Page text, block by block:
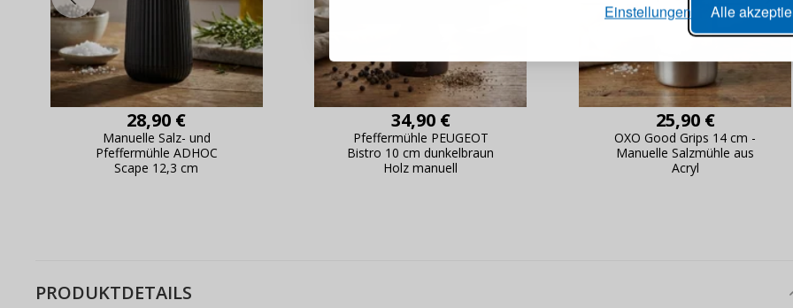
Alle
Einstellungen
28,90 €
Manuelle Salz- und
Pfeffermühle ADHOC
Scape 12,3 cm
34,90 €
Pfeffermühle PEUGEOT
Bistro 10 cm dunkelbraun
Holz manuell
25,90 €
OXO Good Grips 14 cm -
Manuelle Salzmühle aus
Acryl
PRODUKTDETAILS
Live-Überblick über Änderungen an der
Bestellung,
Passwort